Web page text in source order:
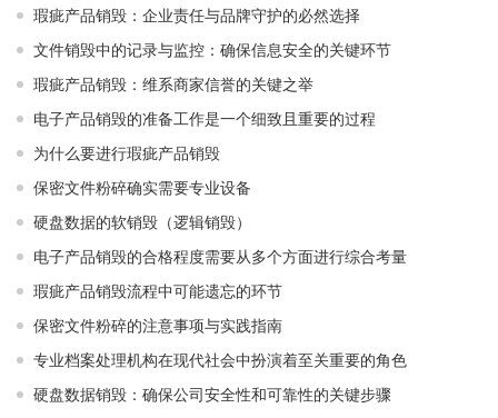
瑕疵产品销毁：企业责任与品牌守护的必然选择
文件销毁中的记录与监控：确保信息安全的关键环节
瑕疵产品销毁：维系商家信誉的关键之举
电子产品销毁的准备工作是一个细致且重要的过程
为什么要进行瑕疵产品销毁
保密文件粉碎确实需要专业设备
硬盘数据的软销毁（逻辑销毁）
电子产品销毁的合格程度需要从多个方面进行综合考量
瑕疵产品销毁流程中可能遗忘的环节
保密文件粉碎的注意事项与实践指南
专业档案处理机构在现代社会中扮演着至关重要的角色
硬盘数据销毁：确保公司安全性和可靠性的关键步骤